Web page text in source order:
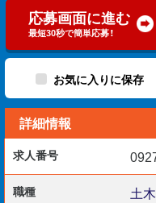
〇拠点：丸の内駅より
〇工期・体制：担当PJT
〇稼働エリア：愛知県
［担当業務］土木施工管理
〇工程管理/品質管理/
〇測量管理（レベル・ト
応募画面に進む
最短30秒で簡単応募！
お気に入りに保存
詳細情報
求人番号
職種 土